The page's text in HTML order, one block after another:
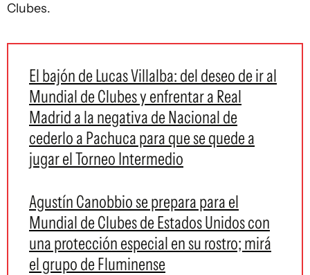
Clubes.
El bajón de Lucas Villalba: del deseo de ir al
Mundial de Clubes y enfrentar a Real
Madrid a la negativa de Nacional de
cederlo a Pachuca para que se quede a
jugar el Torneo Intermedio
Agustín Canobbio se prepara para el
Mundial de Clubes de Estados Unidos con
una protección especial en su rostro; mirá
el grupo de Fluminense